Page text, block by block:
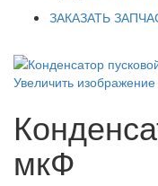
ЗАКАЗАТЬ
Увеличить изображение
мкФ